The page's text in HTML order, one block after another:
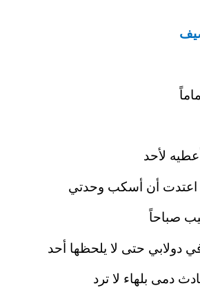
لأحد
اعتدت أن أسكب وحدتي
صباحاً
دولابي حتى لا يلحظها أحد
دمى بلهاء لا ترد